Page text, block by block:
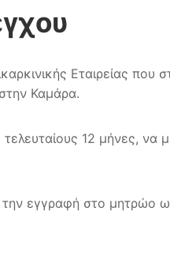
Εταιρείας που
Καμάρα.
12 μήνες, να
την εγγραφή στο μητρώο